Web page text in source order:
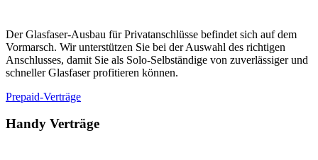
Der Glasfaser-Ausbau für Privatanschlüsse befindet sich auf dem
Vormarsch. Wir unterstützen Sie bei der Auswahl des richtigen
Anschlusses, damit Sie als Solo-Selbständige von zuverlässiger und
schneller Glasfaser profitieren können.
Prepaid-Verträge
Handy Verträge